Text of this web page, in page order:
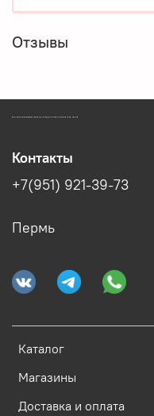
Отзывы
Каталог
Магазины
Доставка и оплата
Контакты
+7(951) 921-39-73
Пермь